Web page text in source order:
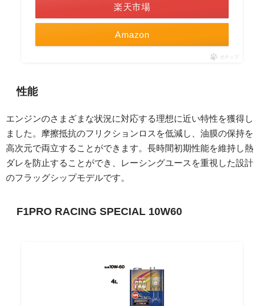
Amazon
楽天市場
ポチップ
性能
エンジンのさまざまな状況に対応する理想に近い特性を獲得し
ました。摩擦抵抗のフリクションロスを低減し、油膜の保持を
高次元で両立することができます。長時間初期性能を維持し熱
ダレを防止することができ、レーシングユースを重視した設計
のフラッグシップモデルです。
F1PRO RACING SPECIAL 10W60